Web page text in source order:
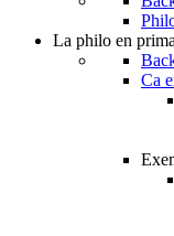
La philo en
Ca